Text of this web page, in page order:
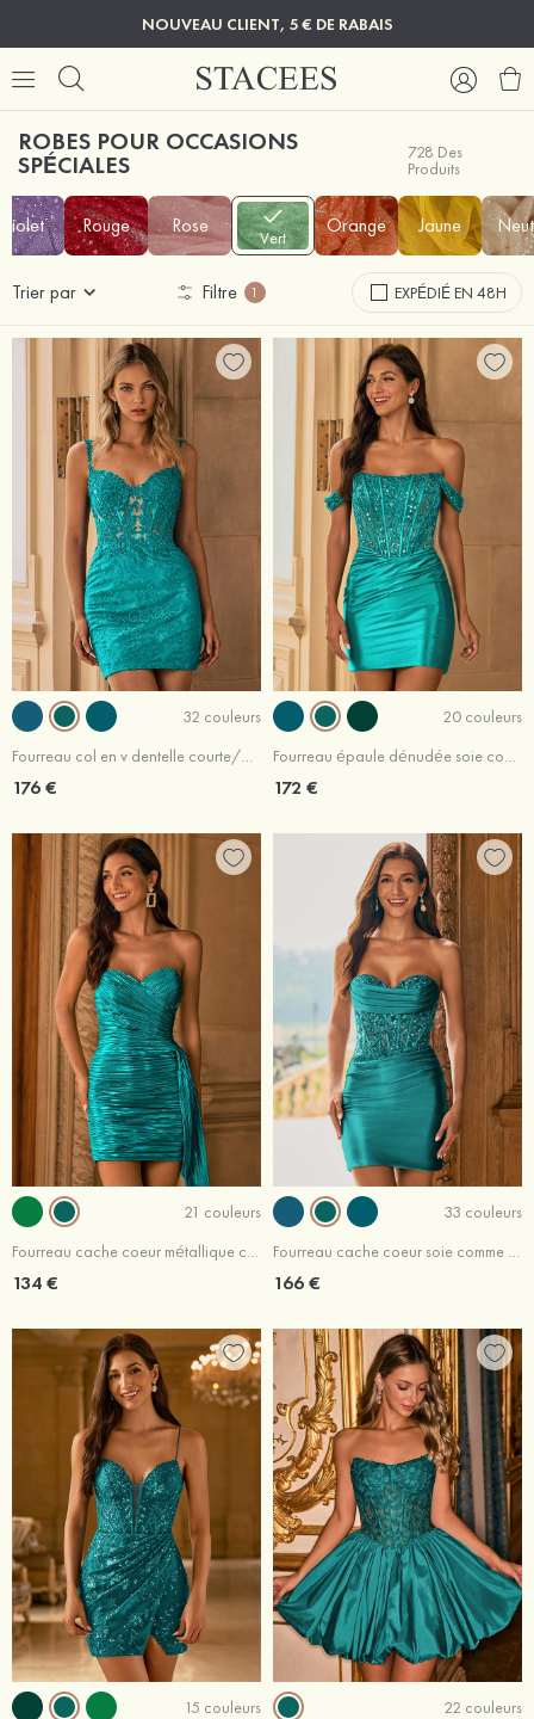
NOUVEAU CLIENT, 5 € DE RABAIS
ROBES POUR OCCASIONS
SPÉCIALES 728 Des
Produits
Violet Rouge Rose Vert Orange Jaune
Trier par Filtre 1 EXPÉDIÉ EN 48H
32 couleurs
Fourreau col en v dentelle courte/mini robe de fête de la rentré avec perles
176 €
20 couleurs
Fourreau épaule dénudée soie comme du satin courte/mini robe de fête de la rentré avec perles broderie
172 €
21 couleurs
Fourreau cache coeur métallique courte/mini robe de fête de la rentré avec plissé drapé latéral
134 €
33 couleurs
Fourreau cache coeur soie comme du satin courte/mini robe de fête de la rentré avec appliqué perles
166 €
15 couleurs
22 couleurs